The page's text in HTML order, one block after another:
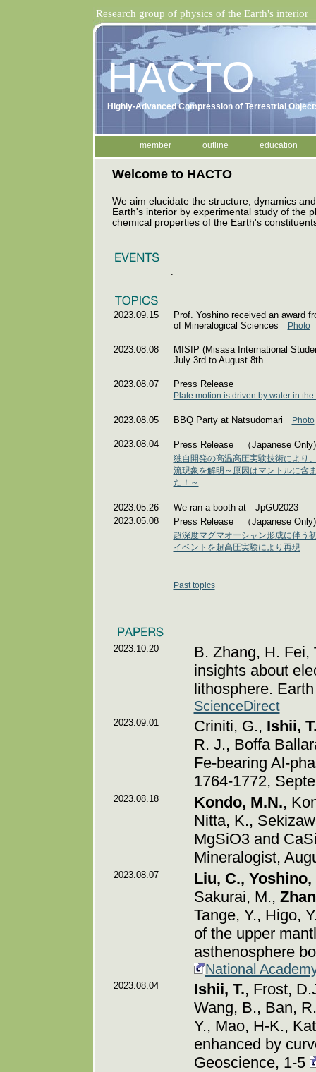
HACTO
Highly-Advanced Compression of Terrestrial
member outline education
Research group of physics of the Earth's interior
Welcome to HACTO
We aim elucidate the structure, dynamics
Earth's interior by experimental study of the
chemical properties of the Earth's
.
2023.09.15
Prof. Yoshino received an award
of Mineralogical Sciences
Photo
2023.08.08
MISIP (Misasa International
July 3rd to August 8th.
2023.08.07 Press Release
Plate motion is driven by water in
2023.08.05 BBQ Party at Natsudomari Photo
2023.08.04 Press Release （Japanese Only)
独自開発の高温高圧実験技術により
流現象を解明～原因はマントルに含
た！～
2023.05.26
We ran a booth at JpGU2023
2023.05.08
Press Release （Japanese Only)
超深度マグマオーシャン形成に伴う
イベントを超高圧実験により再現
Past topics
2023.10.20 B. Zhang, H. Fei,
insights about
lithosphere.
ScienceDirect
2023.09.01 Criniti, G., Ishii,
R. J., Boffa
Fe-bearing Al-
1764-1772,
2023.08.18 Kondo, M.N.,
Nitta, K.,
MgSiO3 and
Mineralogist,
2023.08.07
Liu, C., Yoshino,
Sakurai, M.,
Tange, Y., Higo,
of the upper
asthenosphere
National
2023.08.04 Ishii, T., Frost,
Wang, B., Ban,
Y., Mao, H-K.,
enhanced by
Geoscience, 1-5